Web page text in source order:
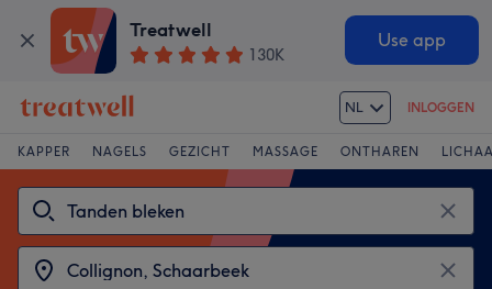
Treatwell
130K
Use app
NL INLOGGEN
KAPPER NAGELS GEZICHT MASSAGE ONTHAREN